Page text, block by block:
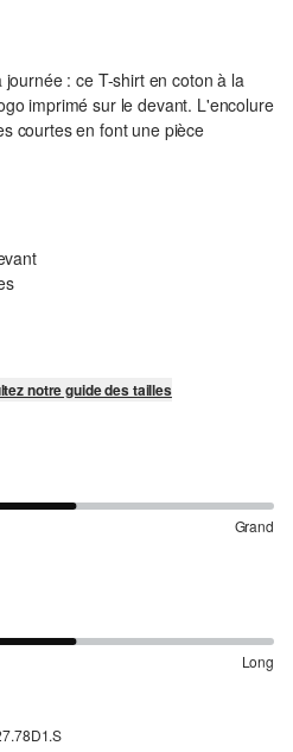
: ce T-shirt en coton à la
imprimé sur le devant. L'encolure
courtes en font une pièce
notre guide des tailles
Grand
Long